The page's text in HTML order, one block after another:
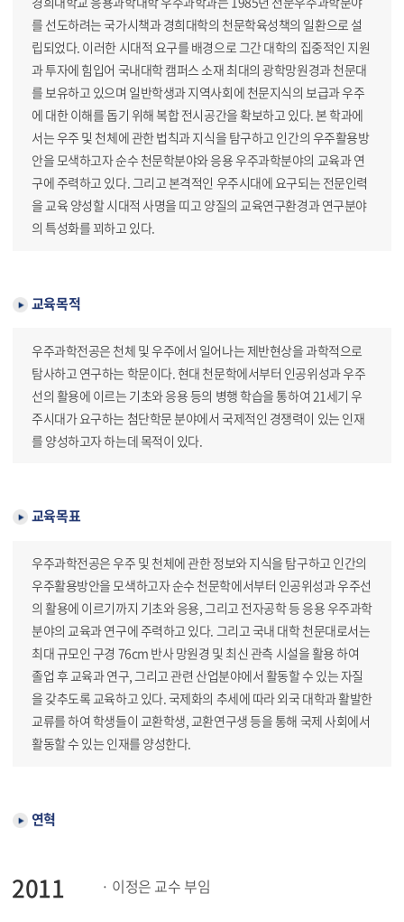
를 선도하려는 국가시책과 경희대학의 천문학육성책의 일환으로 설
립되었다. 이러한 시대적 요구를 배경으로 그간 대학의 집중적인 지원
과 투자에 힘입어 국내대학 캠퍼스 소재 최대의 광학망원경과 천문대
를 보유하고 있으며 일반학생과 지역사회에 천문지식의 보급과 우주
에 대한 이해를 돕기 위해 복합 전시공간을 확보하고 있다. 본 학과에
서는 우주 및 천체에 관한 법칙과 지식을 탐구하고 인간의 우주활용방
안을 모색하고자 순수 천문학분야와 응용 우주과학분야의 교육과 연
구에 주력하고 있다. 그리고 본격적인 우주시대에 요구되는 전문인력
을 교육 양성할 시대적 사명을 띠고 양질의 교육연구환경과 연구분야
의 특성화를 꾀하고 있다.
교육목적
우주과학전공은 천체 및 우주에서 일어나는 제반현상을 과학적으로
탐사하고 연구하는 학문이다. 현대 천문학에서부터 인공위성과 우주
선의 활용에 이르는 기초와 응용 등의 병행 학습을 통하여 21세기 우
주시대가 요구하는 첨단학문 분야에서 국제적인 경쟁력이 있는 인재
를 양성하고자 하는데 목적이 있다.
교육목표
우주과학전공은 우주 및 천체에 관한 정보와 지식을 탐구하고 인간의
우주활용방안을 모색하고자 순수 천문학에서부터 인공위성과 우주선
의 활용에 이르기까지 기초와 응용, 그리고 전자공학 등 응용 우주과학
분야의 교육과 연구에 주력하고 있다. 그리고 국내 대학 천문대로서는
최대 규모인 구경 76cm 반사 망원경 및 최신 관측 시설을 활용 하여
졸업 후 교육과 연구, 그리고 관련 산업분야에서 활동할 수 있는 자질
을 갖추도록 교육하고 있다. 국제화의 추세에 따라 외국 대학과 활발한
교류를 하여 학생들이 교환학생, 교환연구생 등을 통해 국제 사회에서
활동할 수 있는 인재를 양성한다.
연혁
2011 · 이정은 교수 부임